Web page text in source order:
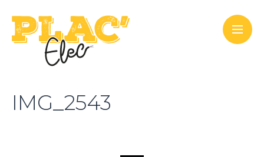
IMG_2543